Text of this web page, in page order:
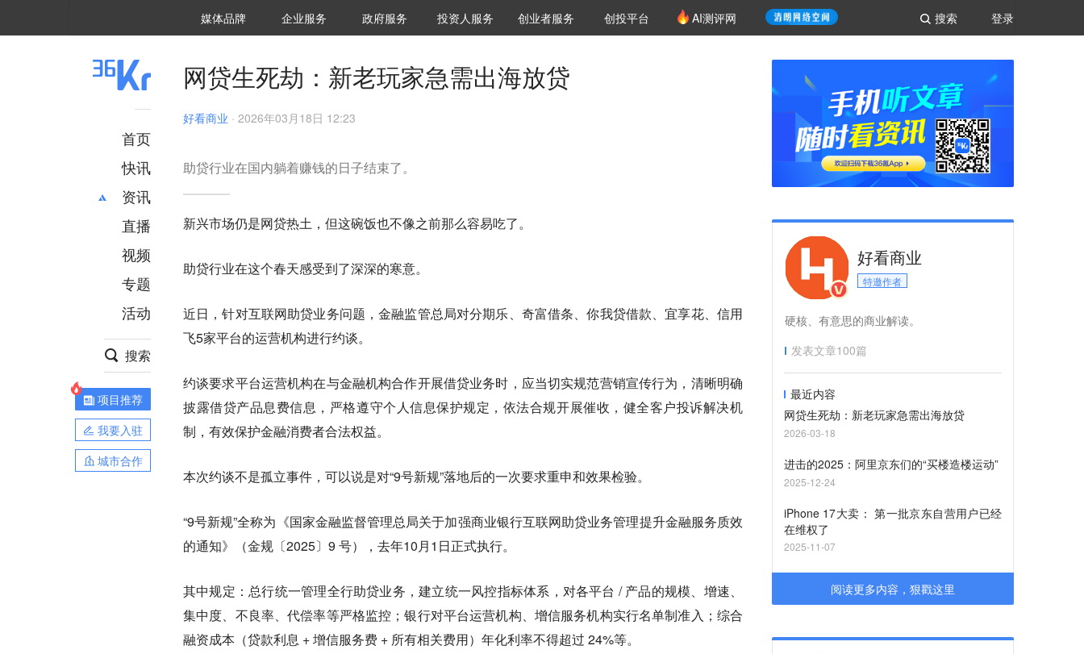
登录
搜索
媒体品牌 36Kr研究院
企业服务 城市之窗
政府服务 VClub投资机构库
投资机构职位推介
投资人服务 创投氪堂
创业者服务 创投平台 AI测评网
首页
快讯
资讯
推荐
财经
项目推荐
安徽
直播
视频
专题
活动
搜索
项目推荐
我要入驻
城市合作
网贷生死劫：新老玩家急需出海放贷
好看商业 · 2026年03月18日 12:23
助贷行业在国内躺着赚钱的日子结束了。
新兴市场仍是网贷热土，但这碗饭也不像之前那么容易吃了。
助贷行业在这个春天感受到了深深的寒意。
近日，针对互联网助贷业务问题，金融监管总局对分期乐、奇富借条、你我贷借款、宜享花、信用
飞5家平台的运营机构进行约谈。
约谈要求平台运营机构在与金融机构合作开展借贷业务时，应当切实规范营销宣传行为，清晰明确
披露借贷产品息费信息，严格遵守个人信息保护规定，依法合规开展催收，健全客户投诉解决机
制，有效保护金融消费者合法权益。
本次约谈不是孤立事件，可以说是对“9号新规”落地后的一次要求重申和效果检验。
“9号新规”全称为《国家金融监督管理总局关于加强商业银行互联网助贷业务管理提升金融服务质效
的通知》（金规〔2025〕9 号），去年10月1日正式执行。
其中规定：总行统一管理全行助贷业务，建立统一风控指标体系，对各平台 / 产品的规模、增速、
集中度、不良率、代偿率等严格监控；银行对平台运营机构、增信服务机构实行名单制准入；综合
融资成本（贷款利息 + 增信服务费 + 所有相关费用）年化利率不得超过 24%等。
好看商业
特邀作者
硬核、有意思的商业解读。
发表文章100篇
最近内容
网贷生死劫：新老玩家急需出海放贷
2026-03-18
进击的2025：阿里京东们的“买楼造楼运动”
2025-12-24
iPhone 17大卖： 第一批京东自营用户已经
在维权了
2025-11-07
阅读更多内容，狠戳这里